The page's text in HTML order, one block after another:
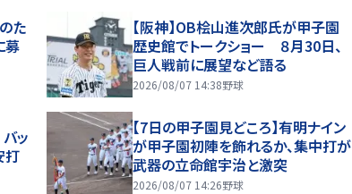
た
募
【阪神】OB桧山進次郎氏が甲子園
歴史館でトークショー ８月30日、
巨人戦前に展望など語る
2026/08/07 14:38野球
ッ
打
【7日の甲子園見どころ】有明ナイン
が甲子園初陣を飾れるか、集中打が
武器の立命館宇治と激突
2026/08/07 14:26野球